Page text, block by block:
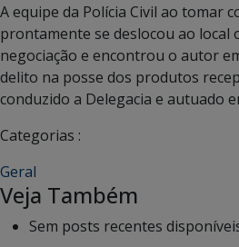
A equipe da Polícia Civil ao tomar
prontamente se deslocou ao local
negociação e encontrou o autor
delito na posse dos produtos
conduzido a Delegacia e autuado
Categorias :
Geral
Veja Também
Sem posts recentes